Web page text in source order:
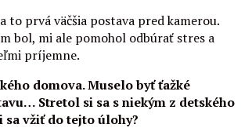
to prvá väčšia postava pred kamerou.
bol, mi ale pomohol odbúrať stres a
príjemne.
domova. Muselo byť ťažké
Stretol si sa s niekým z detského
sa vžiť do tejto úlohy?